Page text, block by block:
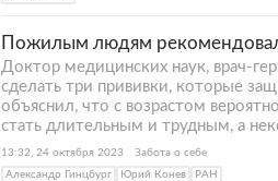
Пожилым людям
Доктор медицинских наук, врач-
сделать три прививки, которые
объяснил, что с возрастом
стать длительным и трудным, а
13:32, 24 октября 2023
Забота о себе
Александр Гинцбург
Юрий Конев РАН